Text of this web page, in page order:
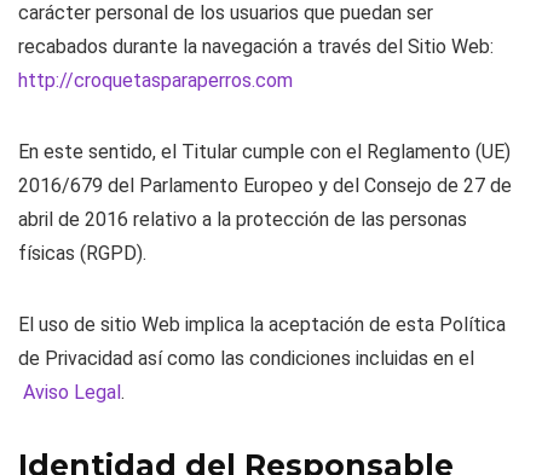
carácter personal de los usuarios que puedan ser
recabados durante la navegación a través del Sitio Web:
http://croquetasparaperros.com
En este sentido, el Titular cumple con el Reglamento (UE)
2016/679 del Parlamento Europeo y del Consejo de 27 de
abril de 2016 relativo a la protección de las personas
físicas (RGPD).
El uso de sitio Web implica la aceptación de esta Política
de Privacidad así como las condiciones incluidas en el
Aviso Legal.
Identidad del Responsable